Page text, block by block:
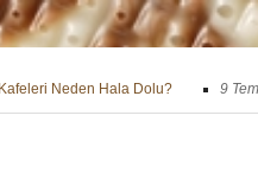
Neden Hala Dolu? 9
Pralin, Ganaj, Krokant ve Trüf